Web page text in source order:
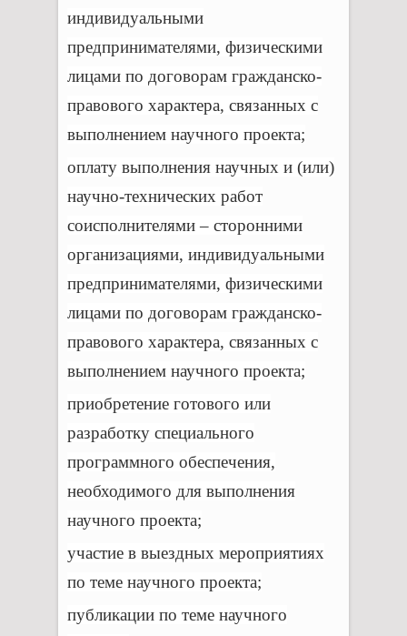
индивидуальными
предпринимателями, физическими
лицами по договорам гражданско-
правового характера, связанных с
выполнением научного проекта;
оплату выполнения научных и (или)
научно-технических работ
соисполнителями – сторонними
организациями, индивидуальными
предпринимателями, физическими
лицами по договорам гражданско-
правового характера, связанных с
выполнением научного проекта;
приобретение готового или
разработку специального
программного обеспечения,
необходимого для выполнения
научного проекта;
участие в выездных мероприятиях
по теме научного проекта;
публикации по теме научного